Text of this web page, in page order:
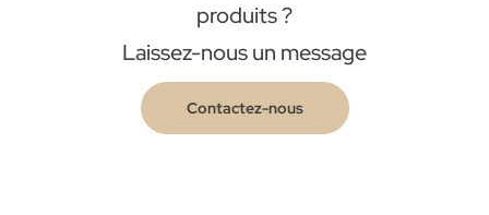
produits ?
Laissez-nous un message
Contactez-nous